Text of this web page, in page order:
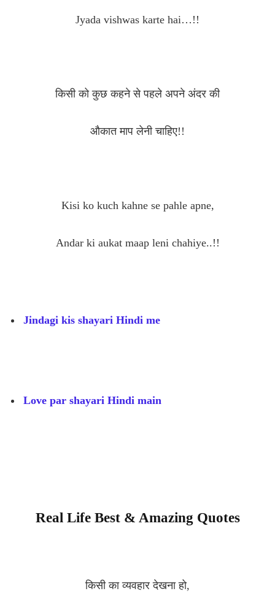
Jyada vishwas karte hai…!!
किसी को कुछ कहने से पहले अपने अंदर की
औकात माप लेनी चाहिए!!
Kisi ko kuch kahne se pahle apne,
Andar ki aukat maap leni chahiye..!!
Jindagi kis shayari Hindi me
Love par shayari Hindi main
Real Life Best & Amazing Quotes
किसी का व्यवहार देखना हो,